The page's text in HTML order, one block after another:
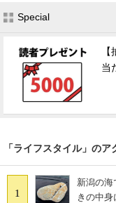
Special
当
「ライフスタイル」の
1
新潟の
きの中身